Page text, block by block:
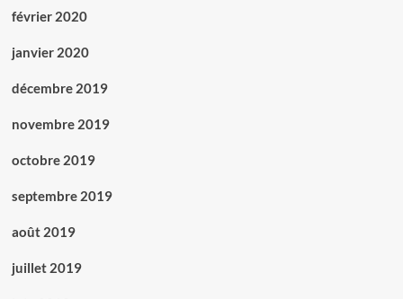
février 2020
janvier 2020
décembre 2019
novembre 2019
octobre 2019
septembre 2019
août 2019
juillet 2019